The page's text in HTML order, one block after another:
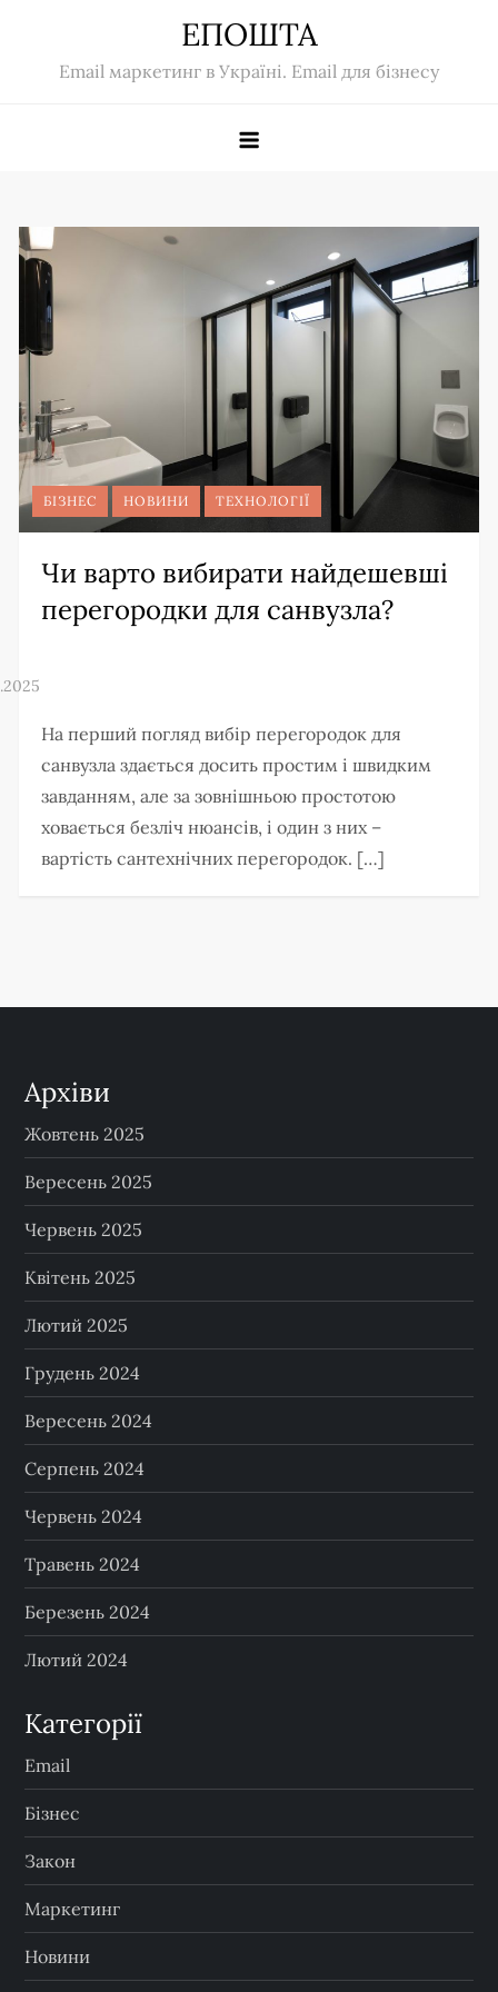
content
ЕПОШТА
Email маркетинг в Україні. Email для бізнесу
БІЗНЕС НОВИНИ ТЕХНОЛОГІЇ
Чи варто вибирати найдешевші
перегородки для санвузла?
На перший погляд вибір перегородок для
санвузла здається досить простим і швидким
завданням, але за зовнішньою простотою
ховається безліч нюансів, і один з них –
вартість сантехнічних перегородок. […]
Архіви
Жовтень 2025
Вересень 2025
Червень 2025
Квітень 2025
Лютий 2025
Грудень 2024
Вересень 2024
Серпень 2024
Червень 2024
Травень 2024
Березень 2024
Лютий 2024
Категорії
Email
Бізнес
Закон
Маркетинг
Новини